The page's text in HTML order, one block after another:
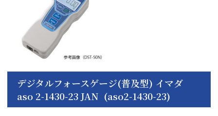
デジタルフォースゲージ(普及型) イマダ
aso 2-1430-23 JAN (aso2-1430-23)